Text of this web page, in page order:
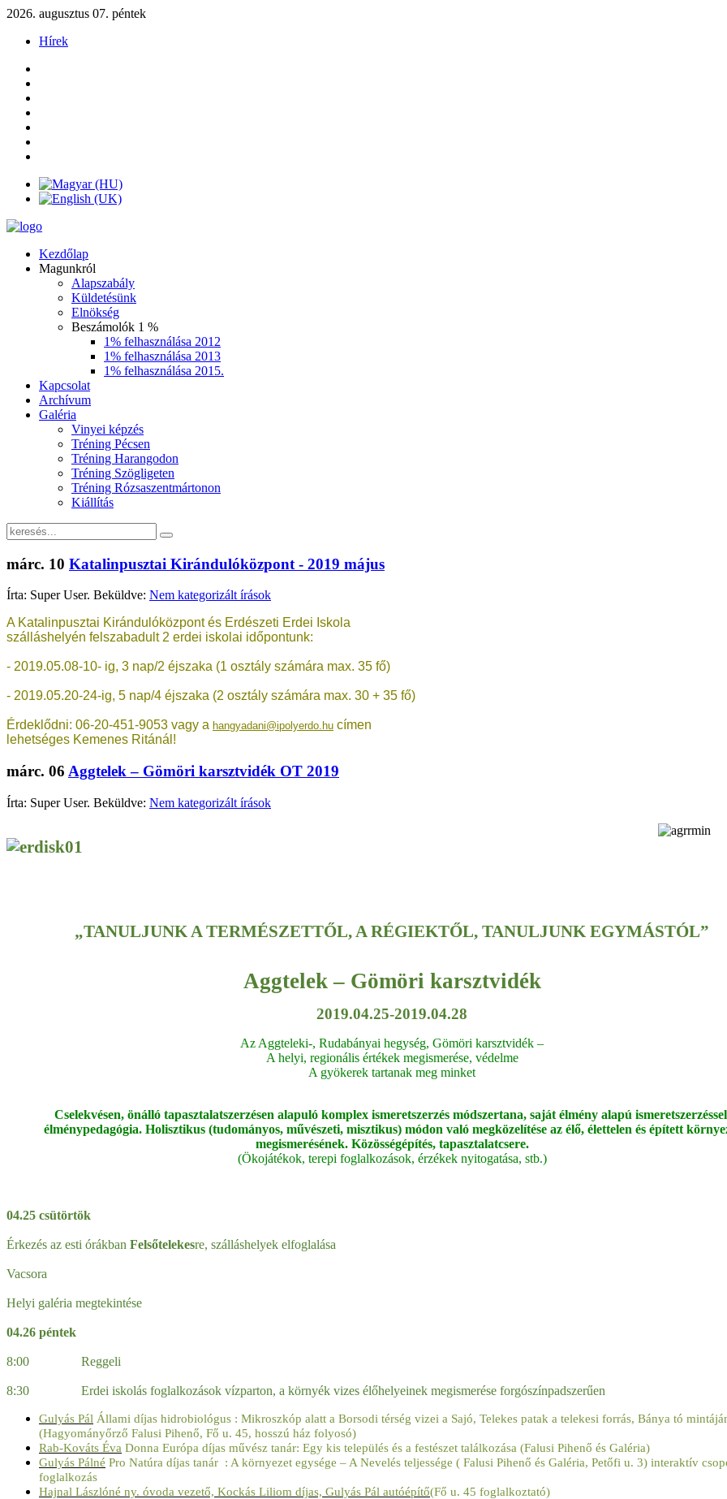
2026. augusztus 07. péntek
Hírek
Kezdőlap
Magunkról
Alapszabály
Küldetésünk
Elnökség
Beszámolók 1 %
1% felhasználása 2012
1% felhasználása 2013
1% felhasználása 2015.
Kapcsolat
Archívum
Galéria
Vinyei képzés
Tréning Pécsen
Tréning Harangodon
Tréning Szögligeten
Tréning Rózsaszentmártonon
Kiállítás
márc. 10 Katalinpusztai Kirándulóközpont - 2019 május
Írta: Super User. Beküldve: Nem kategorizált írások
A Katalinpusztai Kirándulóközpont és Erdészeti Erdei Iskola
szálláshelyén felszabadult 2 erdei iskolai időpontunk:
- 2019.05.08-10- ig, 3 nap/2 éjszaka (1 osztály számára max. 35 fő)
- 2019.05.20-24-ig, 5 nap/4 éjszaka (2 osztály számára max. 30 + 35 fő)
Érdeklődni: 06-20-451-9053 vagy a hangyadani@ipolyerdo.hu címen
lehetséges Kemenes Ritánál!
márc. 06 Aggtelek – Gömöri karsztvidék OT 2019
Írta: Super User. Beküldve: Nem kategorizált írások
„TANULJUNK A TERMÉSZETTŐL, A RÉGIEKTŐL, TANULJUNK EGYMÁSTÓL”
Aggtelek – Gömöri karsztvidék
2019.04.25-2019.04.28
Az Aggteleki-, Rudabányai hegység, Gömöri karsztvidék –
A helyi, regionális értékek megismerése, védelme
A gyökerek tartanak meg minket
Cselekvésen, önálló tapasztalatszerzésen alapuló komplex ismeretszerzés módszertana, saját élmény alapú
élménypedagógia. Holisztikus (tudományos, művészeti, misztikus) módon való megközelítése az élő, élettelen és épített
megismerésének. Közösségépítés, tapasztalatcsere.
(Ökojátékok, terepi foglalkozások, érzékek nyitogatása, stb.)
04.25 csütörtök
Érkezés az esti órákban Felsőtelekesre, szálláshelyek elfoglalása
Vacsora
Helyi galéria megtekintése
04.26 péntek
8:00 Reggeli
8:30 Erdei iskolás foglalkozások vízparton, a környék vizes élőhelyeinek megismerése forgószínpadszerűen
Gulyás Pál Állami díjas hidrobiológus : Mikroszkóp alatt a Borsodi térség vizei a Sajó, Telekes patak a telekesi forrás, Bánya tó
(Hagyományőrző Falusi Pihenő, Fő u. 45, hosszú ház folyosó)
Rab-Kováts Éva Donna Európa díjas művész tanár: Egy kis település és a festészet találkozása (Falusi Pihenő és Galéria)
Gulyás Pálné Pro Natúra díjas tanár : A környezet egysége – A Nevelés teljessége ( Falusi Pihenő és Galéria, Petőfi u. 3) interaktív
foglalkozás
Hajnal Lászlóné ny. óvoda vezető, Kockás Liliom díjas, Gulyás Pál autóépítő(Fő u. 45 foglalkoztató)